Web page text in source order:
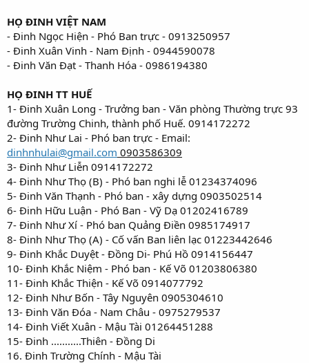
HỌ ĐINH VIỆT NAM
- Đinh Ngọc Hiện - Phó Ban trực - 0913250957
- Đinh Xuân Vinh - Nam Định - 0944590078
- Đinh Văn Đạt - Thanh Hóa - 0986194380
HỌ ĐINH TT HUẾ
1- Đinh Xuân Long - Trưởng ban - Văn phòng Thường trực 93
đường Trường Chinh, thành phố Huế. 0914172272
2- Đinh Như Lai - Phó ban trực - Email:
dinhnhulai@gmail.com 0903586309
3- Đinh Như Liễn 0914172272
4- Đinh Như Thọ (B) - Phó ban nghi lễ 01234374096
5- Đinh Văn Thạnh - Phó ban - xây dựng 0903502514
6- Đinh Hữu Luận - Phó Ban - Vỹ Dạ 01202416789
7- Đinh Như Xí - Phó ban Quảng Điền 0985174917
8- Đinh Như Thọ (A) - Cố vấn Ban liên lạc 01223442646
9- Đinh Khắc Duyệt - Đồng Di- Phú Hồ 0914156447
10- Đinh Khắc Niệm - Phó ban - Kế Võ 01203806380
11- Đinh Khắc Thiện - Kế Võ 0914077792
12- Đinh Như Bốn - Tây Nguyên 0905304610
13- Đinh Văn Đóa - Nam Châu - 0975279537
14- Đinh Viết Xuân - Mậu Tài 01264451288
15- Đinh ...........Thiên - Đồng Di
16. Đinh Trường Chính - Mậu Tài